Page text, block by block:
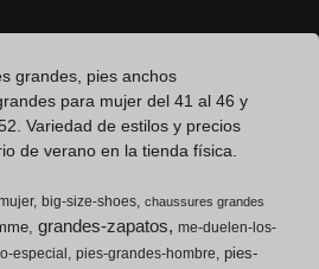
grandes, pies anchos
para mujer del 41 al 46 y
Variedad de estilos y precios
de verano en la tienda física.
big-size-shoes
chaussures grandes
grandes-zapatos
me-duelen-los-
especial pies-grandes-hombre pies-